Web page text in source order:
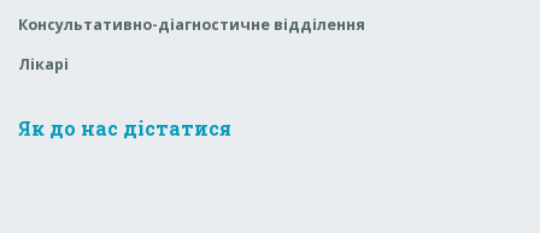
Консультативно-діагностичне відділення
Лікарі
Як до нас дістатися